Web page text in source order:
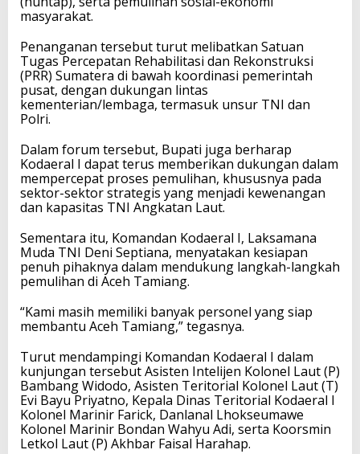
masyarakat.
Penanganan tersebut turut melibatkan Satuan
Tugas Percepatan Rehabilitasi dan Rekonstruksi
(PRR) Sumatera di bawah koordinasi pemerintah
pusat, dengan dukungan lintas
kementerian/lembaga, termasuk unsur TNI dan
Polri.
Dalam forum tersebut, Bupati juga berharap
Kodaeral I dapat terus memberikan dukungan dalam
mempercepat proses pemulihan, khususnya pada
sektor-sektor strategis yang menjadi kewenangan
dan kapasitas TNI Angkatan Laut.
Sementara itu, Komandan Kodaeral I, Laksamana
Muda TNI Deni Septiana, menyatakan kesiapan
penuh pihaknya dalam mendukung langkah-langkah
pemulihan di Aceh Tamiang.
“Kami masih memiliki banyak personel yang siap
membantu Aceh Tamiang,” tegasnya.
Turut mendampingi Komandan Kodaeral I dalam
kunjungan tersebut Asisten Intelijen Kolonel Laut (P)
Bambang Widodo, Asisten Teritorial Kolonel Laut (T)
Evi Bayu Priyatno, Kepala Dinas Teritorial Kodaeral I
Kolonel Marinir Farick, Danlanal Lhokseumawe
Kolonel Marinir Bondan Wahyu Adi, serta Koorsmin
Letkol Laut (P) Akhbar Faisal Harahap.